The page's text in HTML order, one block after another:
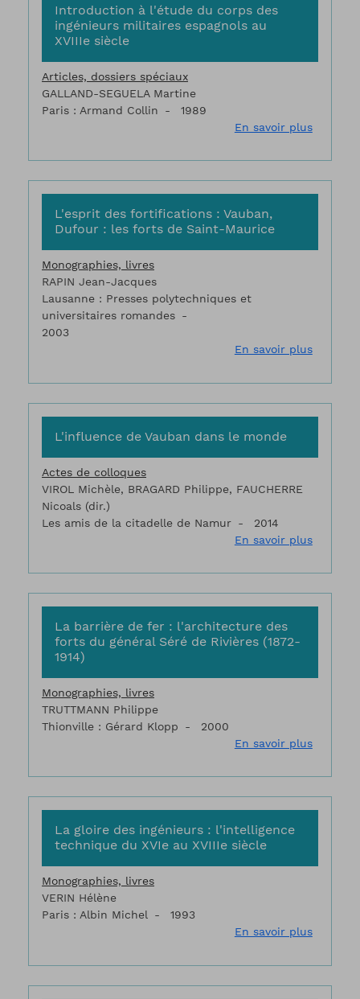
Introduction à l'étude du corps des
ingénieurs militaires espagnols au
XVIIIe siècle
Articles, dossiers spéciaux
GALLAND-SEGUELA Martine
Paris : Armand Collin
1989
En savoir plussur
L'esprit des fortifications : Vauban,
Dufour : les forts de Saint-Maurice
Monographies, livres
RAPIN Jean-Jacques
Lausanne : Presses polytechniques et
universitaires romandes
2003
En savoir plussur
L'influence de Vauban dans le monde
Actes de colloques
VIROL Michèle, BRAGARD Philippe, FAUCHERRE
Nicoals (dir.)
Les amis de la citadelle de Namur
2014
En savoir plussur
La barrière de fer : l'architecture des
forts du général Séré de Rivières (1872-
1914)
Monographies, livres
TRUTTMANN Philippe
Thionville : Gérard Klopp
2000
En savoir plussur La
La gloire des ingénieurs : l'intelligence
technique du XVIe au XVIIIe siècle
Monographies, livres
VERIN Hélène
Paris : Albin Michel
1993
En savoir plussur La